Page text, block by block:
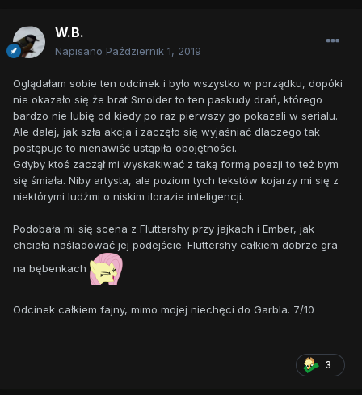
W.B.
Napisano Październik 1, 2019
Oglądałam sobie ten odcinek i było wszystko w porządku, dopóki
nie okazało się że brat Smolder to ten paskudy drań, którego
bardzo nie lubię od kiedy po raz pierwszy go pokazali w serialu.
Ale dalej, jak szła akcja i zaczęło się wyjaśniać dlaczego tak
postępuje to nienawiść ustąpiła obojętności.
Gdyby ktoś zaczął mi wyskakiwać z taką formą poezji to też bym
się śmiała. Niby artysta, ale poziom tych tekstów kojarzy mi się z
niektórymi ludżmi o niskim ilorazie inteligencji.
Podobała mi się scena z Fluttershy przy jajkach i Ember, jak
chciała naśladować jej podejście. Fluttershy całkiem dobrze gra
na bębenkach
Odcinek całkiem fajny, mimo mojej niechęci do Garbla. 7/10
3